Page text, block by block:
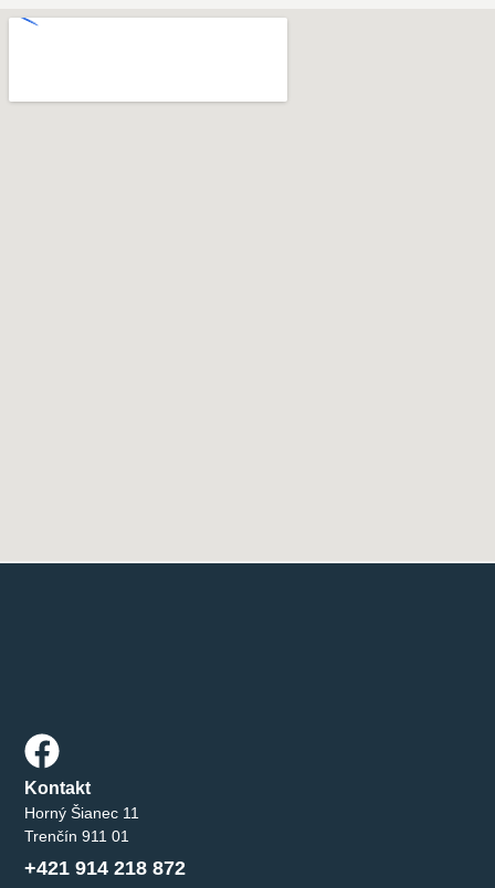
Kontakt
Horný Šianec 11
Trenčín 911 01
+421 914 218 872